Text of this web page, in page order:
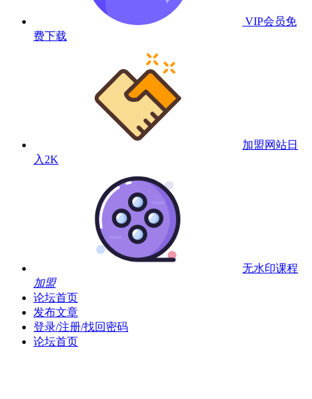
VIP会员免
费下载
加盟网站日
入2K
无水印课程
加盟
论坛首页
发布文章
登录/注册/找回密码
论坛首页